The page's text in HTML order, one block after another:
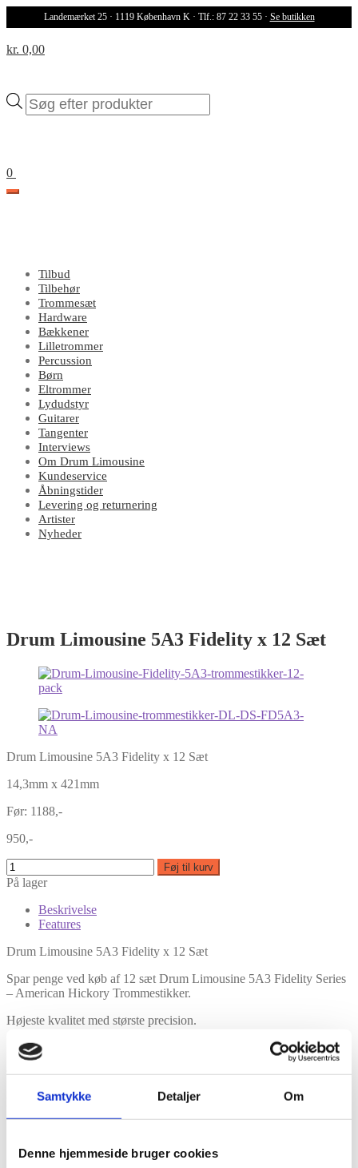
Samtykke Detaljer Om
Denne hjemmeside bruger cookies
Landemærket 25 · 1119 København K · Tlf.: 87 22 33 55 · Se butikken
Products
search
kr. 0,00
0
Tilbud
Tilbehør
Trommesæt
Hardware
Bækkener
Lilletrommer
Percussion
Børn
Eltrommer
Lydudstyr
Guitarer
Tangenter
Interviews
Om Drum Limousine
Kundeservice
Åbningstider
Levering og returnering
Artister
Nyheder
Drum Limousine 5A3 Fidelity x 12 Sæt
Drum Limousine 5A3 Fidelity x 12 Sæt
14,3mm x 421mm
Før: 1188,-
950,-
Føj til kurv
På lager
Beskrivelse
Features
Drum Limousine 5A3 Fidelity x 12 Sæt
Spar penge ved køb af 12 sæt Drum Limousine 5A3 Fidelity Series
– American Hickory Trommestikker.
Højeste kvalitet med største precision.
Størrelse: 5A3 – Tykkelse 14,3mm – Længde 421mm
Træsort: Selected American Hickory
Model: DL-DS-FD5A3-NA
14,3mm x 421mm